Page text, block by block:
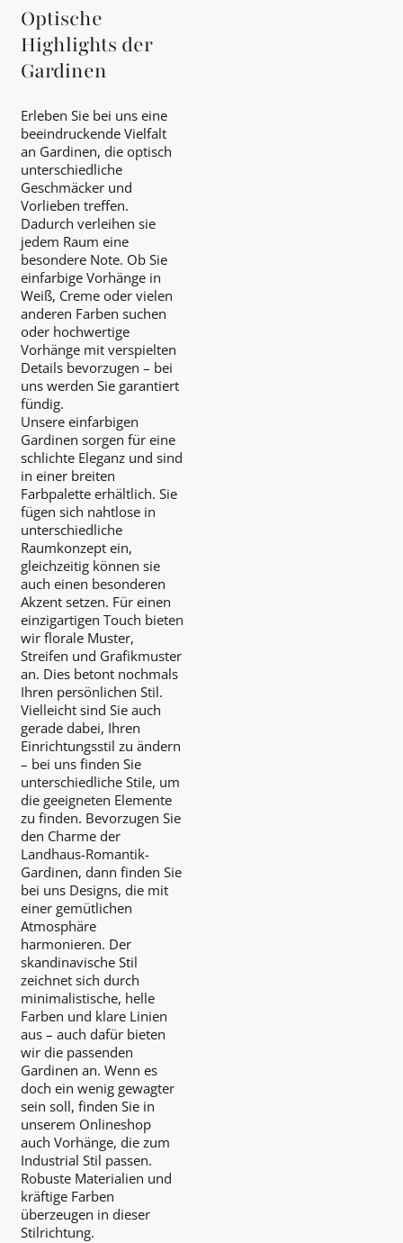
Optische
Highlights der
Gardinen
Erleben Sie bei uns eine
beeindruckende Vielfalt
an Gardinen, die optisch
unterschiedliche
Geschmäcker und
Vorlieben treffen.
Dadurch verleihen sie
jedem Raum eine
besondere Note. Ob Sie
einfarbige Vorhänge in
Weiß, Creme oder vielen
anderen Farben suchen
oder hochwertige
Vorhänge mit verspielten
Details bevorzugen – bei
uns werden Sie garantiert
fündig.
Unsere einfarbigen
Gardinen sorgen für eine
schlichte Eleganz und sind
in einer breiten
Farbpalette erhältlich. Sie
fügen sich nahtlose in
unterschiedliche
Raumkonzept ein,
gleichzeitig können sie
auch einen besonderen
Akzent setzen. Für einen
einzigartigen Touch bieten
wir florale Muster,
Streifen und Grafikmuster
an. Dies betont nochmals
Ihren persönlichen Stil.
Vielleicht sind Sie auch
gerade dabei, Ihren
Einrichtungsstil zu ändern
– bei uns finden Sie
unterschiedliche Stile, um
die geeigneten Elemente
zu finden. Bevorzugen Sie
den Charme der
Landhaus-Romantik-
Gardinen, dann finden Sie
bei uns Designs, die mit
einer gemütlichen
Atmosphäre
harmonieren. Der
skandinavische Stil
zeichnet sich durch
minimalistische, helle
Farben und klare Linien
aus – auch dafür bieten
wir die passenden
Gardinen an. Wenn es
doch ein wenig gewagter
sein soll, finden Sie in
unserem Onlineshop
auch Vorhänge, die zum
Industrial Stil passen.
Robuste Materialien und
kräftige Farben
überzeugen in dieser
Stilrichtung.